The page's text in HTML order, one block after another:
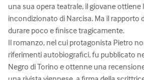
una sua opera teatrale, il giovane ottiene
incondizionato di Narcisa. Ma il rapporto
durare poco e finisce tragicamente.
Il romanzo, nel cui protagonista Pietro
riferimenti autobiografici, fu pubblicato
Negro di Torino e ottenne una